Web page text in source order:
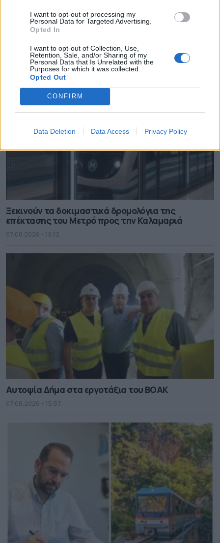
I want to opt-out of processing my
Personal Data for Targeted Advertising.
Opted In
I want to opt-out of Collection, Use,
Retention, Sale, and/or Sharing of my
Personal Data that Is Unrelated with the
Purposes for which it was collected.
Opted Out
CONFIRM
Data Deletion Data Access Privacy Policy
Καστοριά: Ενημερωτικές δράσεις στην κοινότητα
07.08.2026 - 16.18
Ξεκινούν τα δοκιμαστικά δρομολόγια της
επέκτασης του Μετρό προς την Καλαμαριά
07.08.2026 - 16.12
Αυτοψία Δήμα στα εργοτάξια του ΒΟΑΚ
07.08.2026 - 15.57